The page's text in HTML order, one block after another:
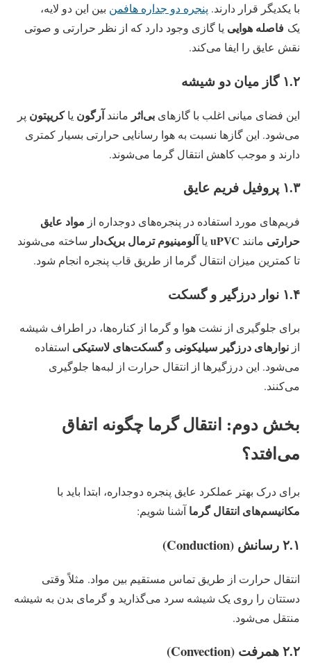
با یکدیگر قرار دارند. پنجره دو جداره هافمن بین این دو لایه،
یک فاصله‌ هوایی یا گازی وجود دارد که از نظر حرارتی و صوتی
نقش عایق را ایفا می‌کند.
۱.۲ گاز میان دو شیشه
این فضای میانی اغلب با گازهای بی‌اثر مانندآرگون یاکریپتون پر
می‌شود. این گازها نسبت به هوا رسانایی حرارتی بسیار کمتری
دارند و موجب کاهش انتقال گرما می‌شوند.
۱.۳ پروفیل فریم عایق
فریم‌های مورد استفاده در پنجره‌های دوجداره از مواد عایق
حرارتی مانند uPVC یا آلومینیوم ترمال بریک‌دار ساخته می‌شوند
تا کمترین میزان انتقال گرما از طریق قاب پنجره انجام شود.
۱.۴ نوار درزگیر و گسکت
برای جلوگیری از نشت هوا و گرما از کناره‌ها، در اطراف شیشه
از نوارهای درزگیر سیلیکونی وگسکت‌های لاستیکی استفاده
می‌شود. این درزگیرها از انتقال حرارت از لبه‌ها جلوگیری
می‌کنند.
بخش دوم: انتقال گرما چگونه اتفاق
می‌افتد؟
برای درک بهتر عملکرد عایق پنجره دوجداره، ابتدا باید با
مکانیسم‌های انتقال گرما آشنا شویم:
۲.۱ رسانش (Conduction)
انتقال حرارت از طریق تماس مستقیم بین مواد. مثلاً وقتی
دستتان را روی یک شیشه سرد می‌گذارید و گرمای بدن به شیشه
منتقل می‌شود.
۲.۲ همرفت (Convection)